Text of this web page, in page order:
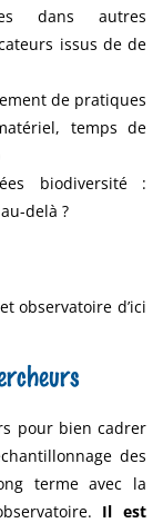
dans autres
issus de de
de pratiques
temps de
biodiversité :
delà ?
observatoire d’ici
pour bien cadrer
des
terme avec la
Il est